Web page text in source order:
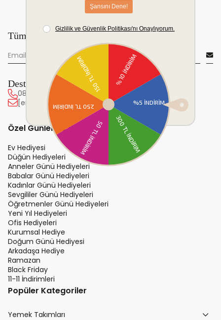
Tüm yeniliklerden önce sen haberdar ol!
Destek Hattı
0850 222 20 63
[email protected]
Özel Günler ve Hediye
Ev Hediyesi
Düğün Hediyeleri
Anneler Günü Hediyeleri
Babalar Günü Hediyeleri
Kadınlar Günü Hediyeleri
Sevgililer Günü Hediyeleri
Öğretmenler Günü Hediyeleri
Yeni Yıl Hediyeleri
Ofis Hediyeleri
Kurumsal Hediye
Doğum Günü Hediyesi
Arkadaşa Hediye
Ramazan
Black Friday
11-11 İndirimleri
Popüler Kategoriler
Yemek Takımları